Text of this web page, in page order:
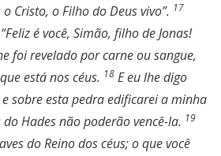
Cristo, o Filho do Deus vivo”. 17
é você, Simão, filho de Jonas!
foi revelado por carne ou sangue,
está nos céus. 18 E eu lhe digo
e sobre esta pedra edificarei a minha
Hades não poderão vencê-la. 19
do Reino dos céus; o que você